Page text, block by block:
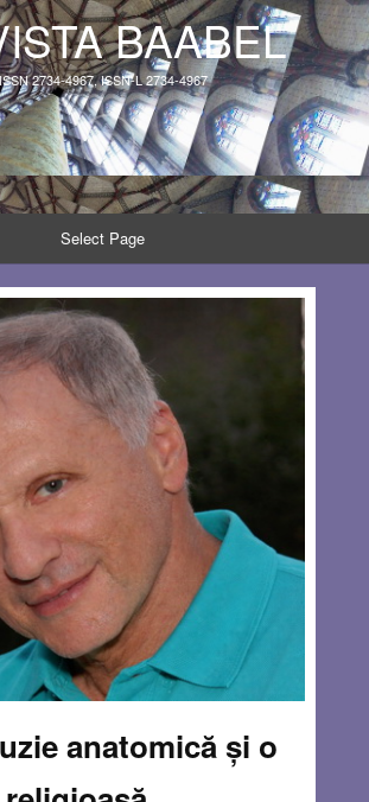
BAABEL
ISSN 2734-4967, ISSN-L 2734-4967
Select Page
anatomică și o